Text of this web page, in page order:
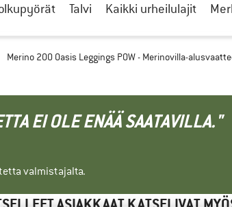
Talvi Kaikki urheilulajit
Merino 200 Oasis Leggings POW - Merinovilla-
EI OLE ENÄÄ SAATAVILLA."
valmistajalta.